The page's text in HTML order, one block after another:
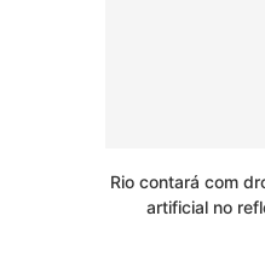
Rio contará com
artificial no